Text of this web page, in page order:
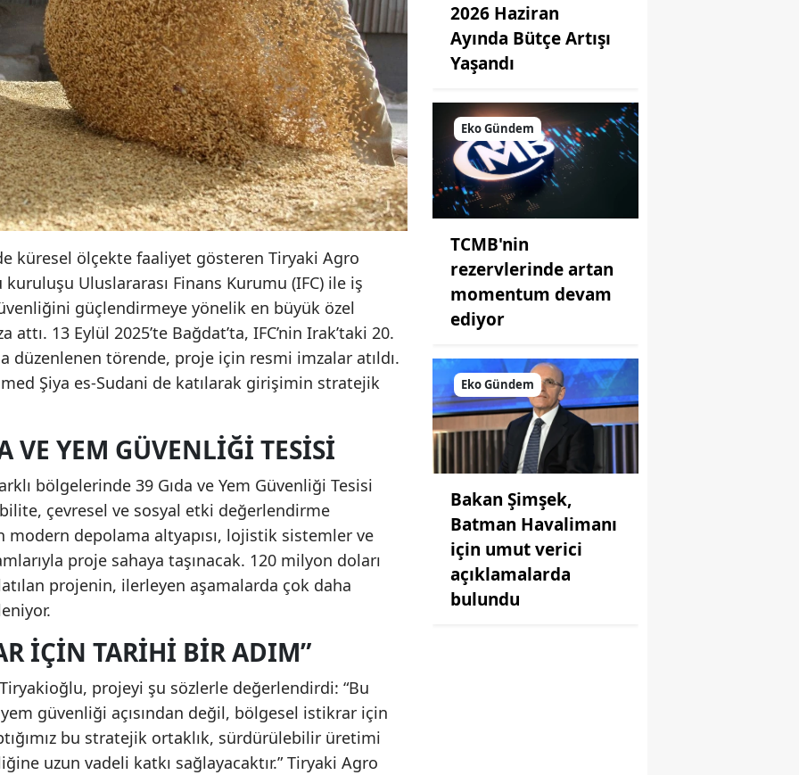
küresel ölçekte faaliyet gösteren Tiryaki Agro
Uluslararası Finans Kurumu (IFC) ile iş
güçlendirmeye yönelik en büyük özel
13 Eylül 2025’te Bağdat’ta, IFC’nin Irak’taki 20.
düzenlenen törende, proje için resmi imzalar atıldı.
Şiya es-Sudani de katılarak girişimin stratejik
VE YEM GÜVENLIĞI TESISI
bölgelerinde 39 Gıda ve Yem Güvenliği Tesisi
çevresel ve sosyal etki değerlendirme
modern depolama altyapısı, lojistik sistemler ve
proje sahaya taşınacak. 120 milyon doları
projenin, ilerleyen aşamalarda çok daha
IÇIN TARIHI BIR ADIM”
projeyi şu sözlerle değerlendirdi: “Bu
yem güvenliği açısından değil, bölgesel istikrar için
bu stratejik ortaklık, sürdürülebilir üretimi
uzun vadeli katkı sağlayacaktır.” Tiryaki Agro
2026 Haziran
Ayında Bütçe Artışı
Yaşandı
Eko Gündem
TCMB'nin
rezervlerinde artan
momentum devam
ediyor
Eko Gündem
Bakan Şimşek,
Batman Havalimanı
için umut verici
açıklamalarda
bulundu